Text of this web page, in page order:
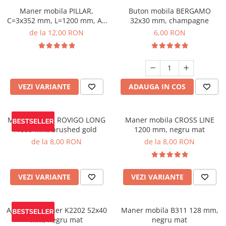
Maner mobila PILLAR,
C=3x352 mm, L=1200 mm, Al,
negru mat
de la 12,00 RON
VEZI VARIANTE
Buton mobila BERGAMO
32x30 mm, champagne
6,00 RON
ADAUGA IN COS
Maner mobila ROVIGO LONG
1000 mm, brushed gold
de la 8,00 RON
VEZI VARIANTE
Maner mobila CROSS LINE
1200 mm, negru mat
de la 8,00 RON
VEZI VARIANTE
Agatatoare cuier K2202 52x40
mm, negru mat
Maner mobila B311 128 mm,
negru mat